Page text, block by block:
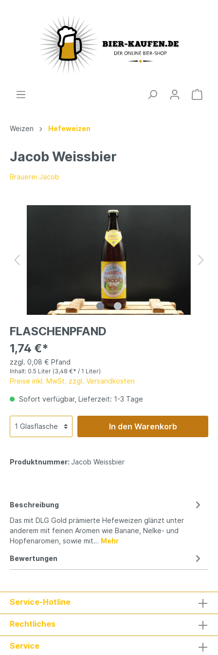
Weizen Hefeweizen
Jacob Weissbier
Brauerei Jacob
FLASCHENPFAND
1,74 €*
zzgl. 0,08 € Pfand
Inhalt: 0.5 Liter (3,48 €* / 1 Liter)
Preise inkl. MwSt. zzgl. Versandkosten
Sofort verfügbar, Lieferzeit: 1-3 Tage
In den Warenkorb
Produktnummer: Jacob Weissbier
Beschreibung
Das mit DLG Gold prämierte Hefeweizen glänzt unter
anderem mit feinen Aromen wie Banane, Nelke- und
Hopfenaromen, sowie mit… Mehr
Bewertungen
Service-Hotline
Rechtliches
Service